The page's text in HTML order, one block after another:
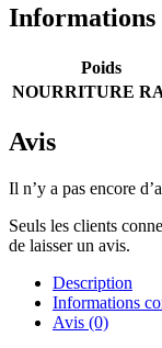
Informations
Poids
NOURRITURE
Avis
Il n’y a pas encore
Seuls les clients
de laisser un avis.
Description
Informations
Avis (0)